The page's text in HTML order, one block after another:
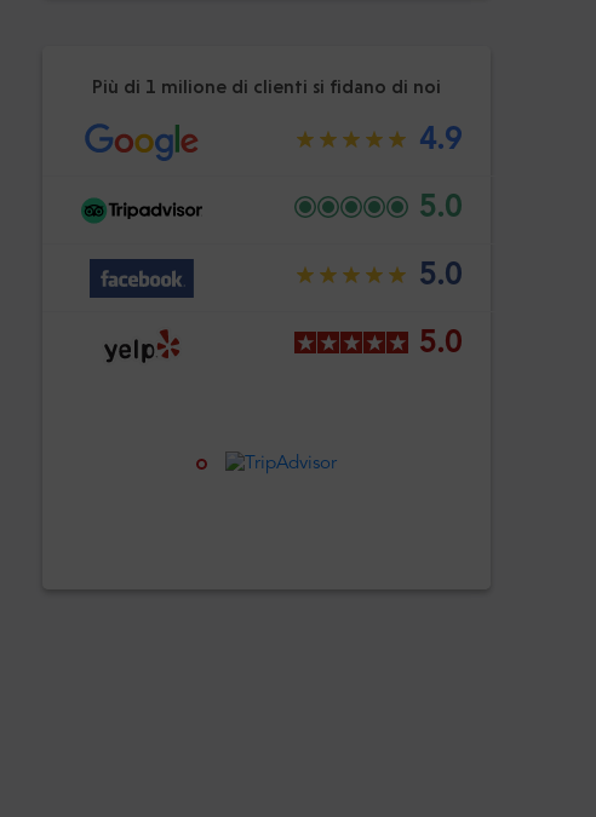
Più di 1 milione di clienti si fidano di noi
4.9
5.0
5.0
5.0